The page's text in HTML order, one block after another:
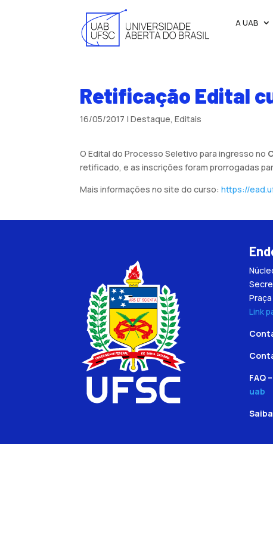
A UAB
Retificação Edital
16/05/2017 |Destaque,Editais
O Edital do Processo Seletivo para ingresso no
retificado, e as inscrições foram prorrogadas
Mais informações no site do curso:https://
Link
FAQ
uab